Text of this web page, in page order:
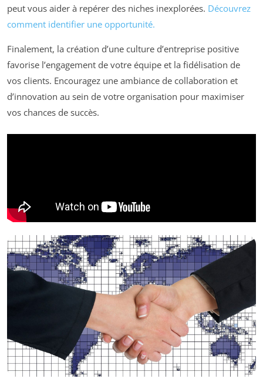
peut vous aider à repérer des niches inexplorées. Découvrez
comment identifier une opportunité.
Finalement, la création d’une culture d’entreprise positive
favorise l’engagement de votre équipe et la fidélisation de
vos clients. Encouragez une ambiance de collaboration et
d’innovation au sein de votre organisation pour maximiser
vos chances de succès.